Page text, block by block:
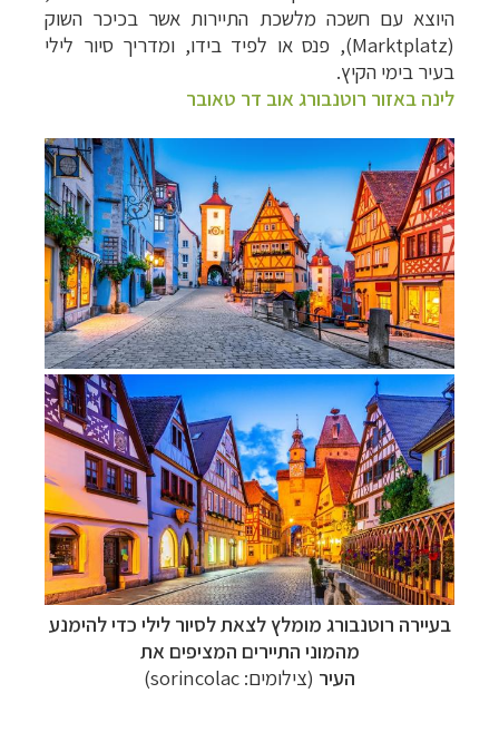
היוצא עם חשכה מלשכת התיירות אשר בכיכר השוק
(
Marktplatz), פנס או לפיד בידו, ומדריך סיור לילי
בעיר בימי הקיץ.
לינה באזור רוטנבורג אוב דר טאובר
בעיירה רוטנבורג מומלץ לצאת לסיור לילי כדי להימנע
מהמוני התיירים המציפים את
העיר (צילומים: sorincolac
)